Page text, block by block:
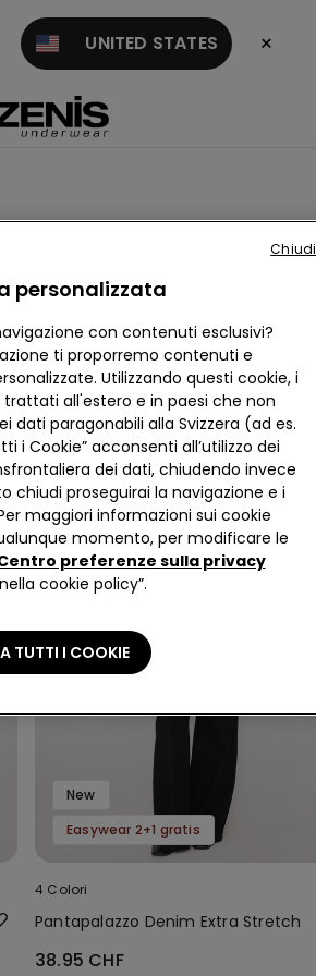
UNITED STATES ×
New
Easywear 2+1 gratis
4 Colori
Pantapalazzo Denim Extra Stretch
38.95 CHF
personalizzata
con contenuti esclusivi?
ti proporremo contenuti e
Utilizzando questi cookie, i
all'estero e in paesi che non
dati paragonabili alla Svizzera (ad es.
i Cookie” acconsenti all’utilizzo dei
dei dati, chiudendo invece
chiudi proseguirai la navigazione e i
maggiori informazioni sui cookie
momento, per modificare le
preferenze sulla privacy
cookie policy”.
TUTTI I COOKIE
Chiudi